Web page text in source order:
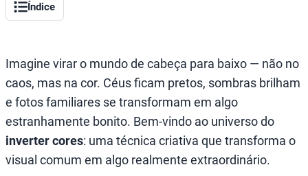
Índice
Imagine virar o mundo de cabeça para baixo — não no
caos, mas na cor. Céus ficam pretos, sombras brilham
e fotos familiares se transformam em algo
estranhamente bonito. Bem-vindo ao universo do
inverter cores: uma técnica criativa que transforma o
visual comum em algo realmente extraordinário.